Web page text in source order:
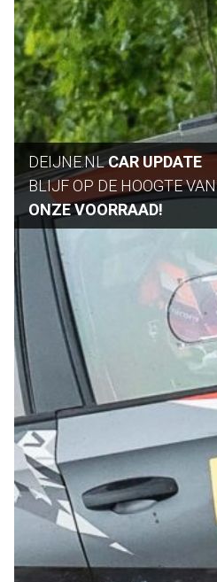
DEIJNE.NLCAR UPDATE
BLIJF OP DE HOOGTE VAN
ONZE VOORRAAD!